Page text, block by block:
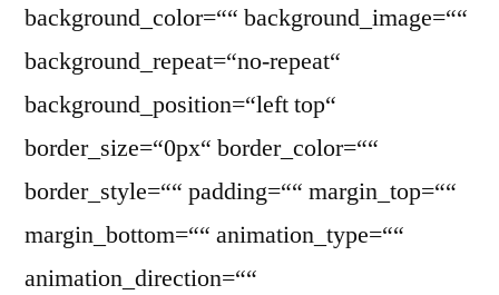
background_color=““ background_image=““
background_repeat=“no-repeat“
background_position=“left top“
border_size=“0px“ border_color=““
border_style=““ padding=““ margin_top=““
margin_bottom=““ animation_type=““
animation_direction=““